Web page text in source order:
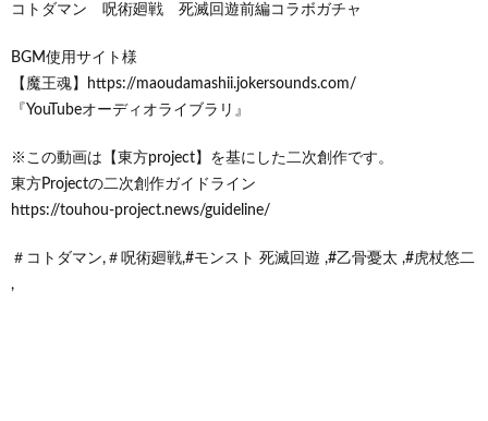
コトダマン 呪術廻戦 死滅回遊前編コラボガチャ
BGM使用サイト様
【魔王魂】https://maoudamashii.jokersounds.com/
『YouTubeオーディオライブラリ』
※この動画は【東方project】を基にした二次創作です。
東方Projectの二次創作ガイドライン
https://touhou-project.news/guideline/
＃コトダマン,＃呪術廻戦,#モンスト 死滅回遊 ,#乙骨憂太 ,#虎杖悠二
,